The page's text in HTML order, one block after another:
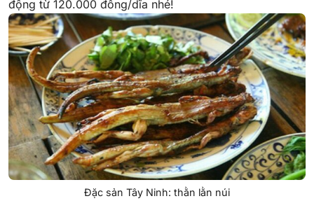
động từ 120.000 đồng/dĩa nhé!
Đặc sản Tây Ninh: thằn lằn núi